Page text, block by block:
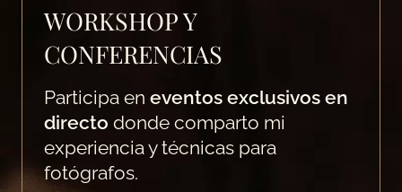
WORKSHOP Y
CONFERENCIAS
Participa en eventos exclusivos en
directo donde comparto mi
experiencia y técnicas para
fotógrafos.